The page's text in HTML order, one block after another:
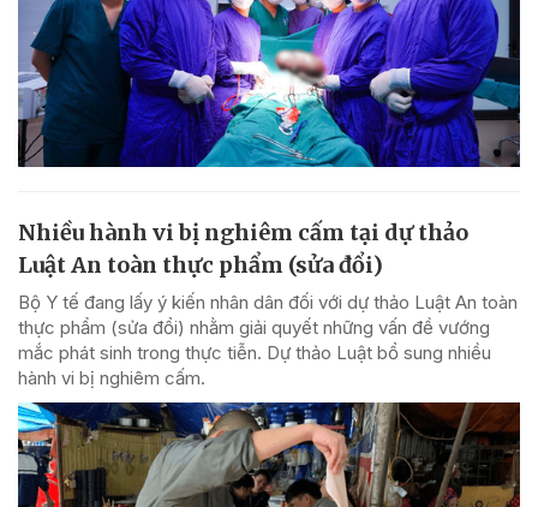
Nhiều hành vi bị nghiêm cấm tại dự thảo
Luật An toàn thực phẩm (sửa đổi)
Bộ Y tế đang lấy ý kiến nhân dân đối với dự thảo Luật An toàn
thực phẩm (sửa đổi) nhằm giải quyết những vấn đề vướng
mắc phát sinh trong thực tiễn. Dự thảo Luật bổ sung nhiều
hành vi bị nghiêm cấm.